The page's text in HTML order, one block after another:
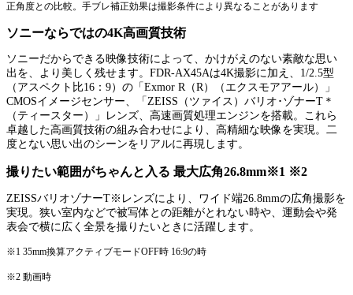
正角度との比較。手ブレ補正効果は撮影条件により異なることがあります
ソニーならではの4K高画質技術
ソニーだからできる映像技術によって、かけがえのない素敵な思い
出を、より美しく残せます。FDR-AX45Aは4K撮影に加え、1/2.5型
（アスペクト比16：9）の「Exmor R（R）（エクスモアアール）」
CMOSイメージセンサー、「ZEISS（ツァイス）バリオ･ゾナーT＊
（ティースター）」レンズ、高速画質処理エンジンを搭載。これら
卓越した高画質技術の組み合わせにより、高精細な映像を実現。二
度とない思い出のシーンをリアルに再現します。
撮りたい範囲がちゃんと入る 最大広角26.8mm※1 ※2
ZEISSバリオゾナーT※レンズにより、ワイド端26.8mmの広角撮影を
実現。狭い室内などで被写体との距離がとれない時や、運動会や発
表会で横に広く全景を撮りたいときに活躍します。
※1 35mm換算アクティブモードOFF時 16:9の時
※2 動画時